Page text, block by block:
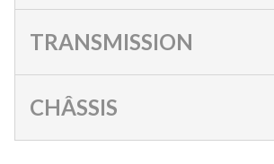
TRANSMISSION
CHÂSSIS